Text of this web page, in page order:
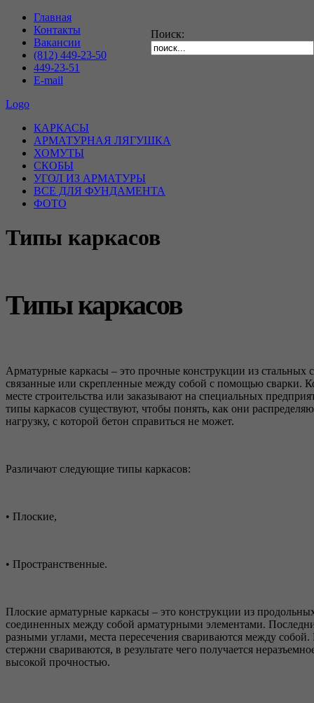
Главная
Контакты
Вакансии
(812) 449-23-50
449-23-51
E-mail
Logo
КАРКАСЫ
АРМАТУРНАЯ ЛЯГУШКА
ХОМУТЫ
СКОБЫ
УГОЛ ИЗ АРМАТУРЫ
ВСЕ ДЛЯ ФУНДАМЕНТА
ФОТО
Типы каркасов
Поиск:
Типы каркасов
Арматурные каркасы – это прочные конструкции из стальных
связанные или скрепленные между собой с помощью сварки.
месте строительства или заказывают на специальных
типы каркасов существуют, чтобы понять, как они
нагрузку, с которой бетон справиться не может.
Различают следующие типы каркасов:
• Плоские,
• Пространственные.
Плоские арматурные каркасы – это конструкции из
соединенных между собой арматурными элементами.
разными углами, места пересечения свариваются между
стержни свариваются, в результате чего получается
высокой прочностью.